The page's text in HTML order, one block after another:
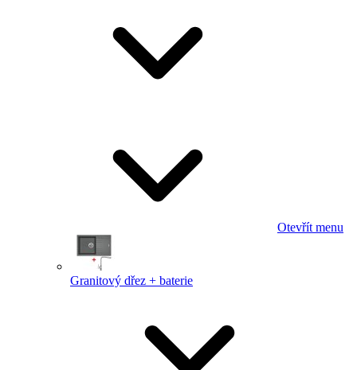
Otevřít menu
Granitový dřez + baterie